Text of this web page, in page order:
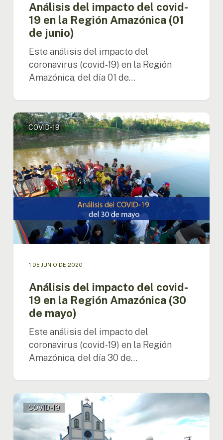
Análisis del impacto del covid-
19 en la Región Amazónica (01
de junio)
Este análisis del impacto del
coronavirus (covid-19) en la Región
Amazónica, del día 01 de…
Análisis
del
impacto
del
covid-
19
en
la
Región
(30
de
COVID-19
1 DE JUNIO DE 2020
Análisis del impacto del covid-
19 en la Región Amazónica (30
de mayo)
Este análisis del impacto del
coronavirus (covid-19) en la Región
Amazónica, del día 30 de…
Análisis
del
del
COVID-19